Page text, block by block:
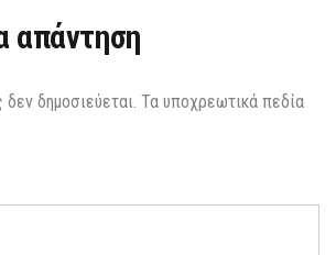
απάντηση
δημοσιεύεται. Τα υποχρεωτικά πεδία